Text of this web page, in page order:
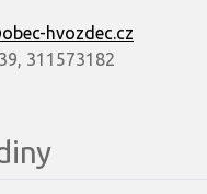
hvozdec.cz
311573182